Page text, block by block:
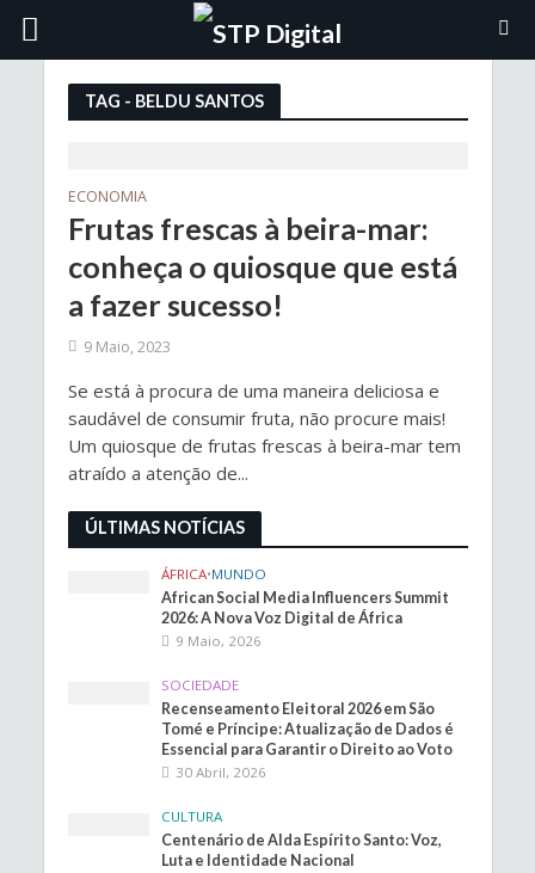
TAG - BELDU SANTOS
ECONOMIA
Frutas frescas à beira-mar:
conheça o quiosque que está
a fazer sucesso!
9 Maio, 2023
Se está à procura de uma maneira deliciosa e
saudável de consumir fruta, não procure mais!
Um quiosque de frutas frescas à beira-mar tem
atraído a atenção de...
ÚLTIMAS NOTÍCIAS
ÁFRICA•MUNDO
African Social Media Influencers Summit
2026: A Nova Voz Digital de África
9 Maio, 2026
SOCIEDADE
Recenseamento Eleitoral 2026 em São
Tomé e Príncipe: Atualização de Dados é
Essencial para Garantir o Direito ao Voto
30 Abril, 2026
CULTURA
Centenário de Alda Espírito Santo: Voz,
Luta e Identidade Nacional